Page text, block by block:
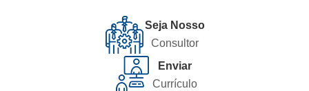
Seja Nosso
Consultor
Enviar
Currículo